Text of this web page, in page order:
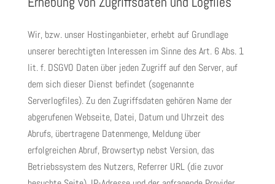
Wir, bzw. unser Hostinganbieter, erhebt auf Grundlage
unserer berechtigten Interessen im Sinne des Art. 6 Abs. 1
lit. f. DSGVO Daten über jeden Zugriff auf den Server, auf
dem sich dieser Dienst befindet (sogenannte
Serverlogfiles). Zu den Zugriffsdaten gehören Name der
abgerufenen Webseite, Datei, Datum und Uhrzeit des
Abrufs, übertragene Datenmenge, Meldung über
erfolgreichen Abruf, Browsertyp nebst Version, das
Betriebssystem des Nutzers, Referrer URL (die zuvor